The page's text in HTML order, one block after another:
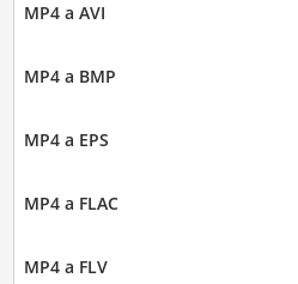
MP4 a AVI
MP4 a BMP
MP4 a EPS
MP4 a FLAC
MP4 a FLV